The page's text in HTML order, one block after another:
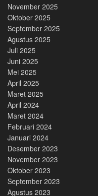
November 2025
Oktober 2025
September 2025
Agustus 2025
Juli 2025
Juni 2025
Mei 2025
April 2025
Maret 2025
April 2024
Maret 2024
Februari 2024
Januari 2024
Desember 2023
November 2023
Oktober 2023
September 2023
Agustus 2023